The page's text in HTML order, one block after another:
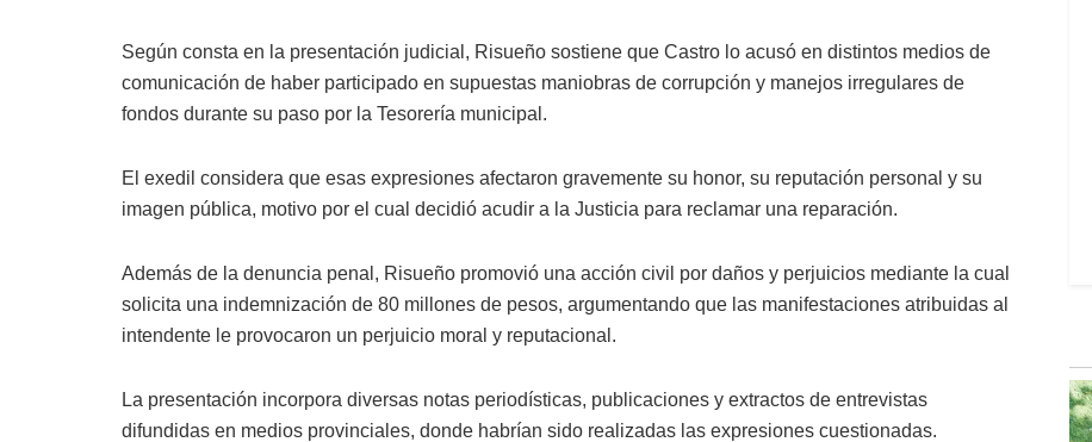
Según consta en la presentación judicial, Risueño sostiene que Castro lo acusó en distintos medios de
comunicación de haber participado en supuestas maniobras de corrupción y manejos irregulares de
fondos durante su paso por la Tesorería municipal.
El exedil considera que esas expresiones afectaron gravemente su honor, su reputación personal y su
imagen pública, motivo por el cual decidió acudir a la Justicia para reclamar una reparación.
Además de la denuncia penal, Risueño promovió una acción civil por daños y perjuicios mediante la cual
solicita una indemnización de 80 millones de pesos, argumentando que las manifestaciones atribuidas al
intendente le provocaron un perjuicio moral y reputacional.
La presentación incorpora diversas notas periodísticas, publicaciones y extractos de entrevistas
difundidas en medios provinciales, donde habrían sido realizadas las expresiones cuestionadas.